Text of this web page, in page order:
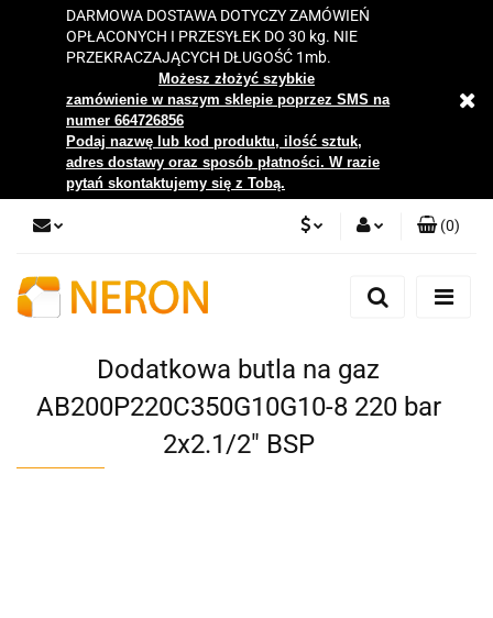
DARMOWA DOSTAWA DOTYCZY ZAMÓWIEŃ
OPŁACONYCH I PRZESYŁEK DO 30 kg. NIE
PRZEKRACZAJĄCYCH DŁUGOŚĆ 1mb.
Możesz złożyć szybkie
zamówienie w naszym sklepie poprzez SMS na
numer 664726856
Podaj nazwę lub kod produktu, ilość sztuk,
adres dostawy oraz sposób płatności. W razie
pytań skontaktujemy się z Tobą.
Zaloguj się
Zgody cookies
(0)
Dodatkowa butla na gaz
AB200P220C350G10G10-8 220 bar
2x2.1/2" BSP